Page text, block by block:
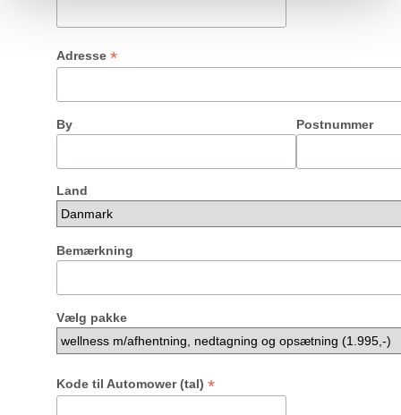
Adresse *
By Postnummer
Land
Bemærkning
Vælg pakke
Kode til Automower (tal) *